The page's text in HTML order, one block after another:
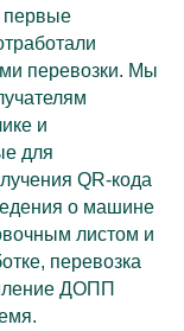
первые
перевозки. Мы
и
для
QR-кода
о машине
листом и
перевозка
ДОПП